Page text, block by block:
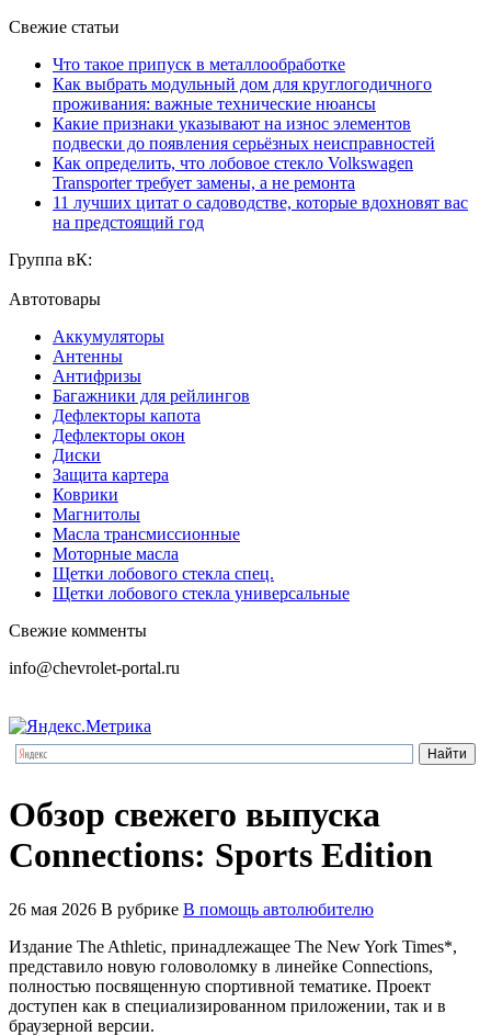
Свежие статьи
Что такое припуск в металлообработке
Как выбрать модульный дом для круглогодичного
проживания: важные технические нюансы
Какие признаки указывают на износ элементов
подвески до появления серьёзных неисправностей
Как определить, что лобовое стекло Volkswagen
Transporter требует замены, а не ремонта
11 лучших цитат о садоводстве, которые вдохновят вас
на предстоящий год
Группа вК:
Автотовары
Аккумуляторы
Антенны
Антифризы
Багажники для рейлингов
Дефлекторы капота
Дефлекторы окон
Диски
Защита картера
Коврики
Магнитолы
Масла трансмиссионные
Моторные масла
Щетки лобового стекла спец.
Щетки лобового стекла универсальные
Свежие комменты
info@chevrolet-portal.ru
Обзор свежего выпуска
Connections: Sports Edition
26 мая 2026 В рубрике В помощь автолюбителю
Издание The Athletic, принадлежащее The New York Times*,
представило новую головоломку в линейке Connections,
полностью посвященную спортивной тематике. Проект
доступен как в специализированном приложении, так и в
браузерной версии.